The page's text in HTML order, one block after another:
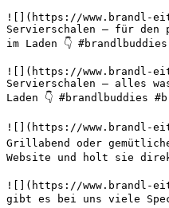
![](https://www.brandl-
Servierschalen – für den
im Laden 👇
![](https://www.brandl-
Servierschalen – alles
Laden 👇 #brandlbuddies
![](https://www.brandl-
Grillabend oder
Website und holt sie
![](https://www.brandl-
gibt es bei uns viele